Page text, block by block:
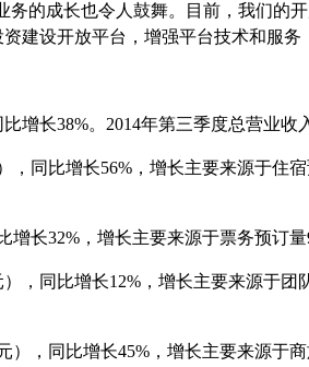
务的成长也令人鼓舞。目前，我们的
建设开放平台，增强平台技术和服
增长38%。 2014年第三季度总营业收
，同比增长56% ，增长主要来源于住
增长32% ，增长主要来源于票务预订量
），同比增长12% ，增长主要来源于团
），同比增长45% ，增长主要来源于